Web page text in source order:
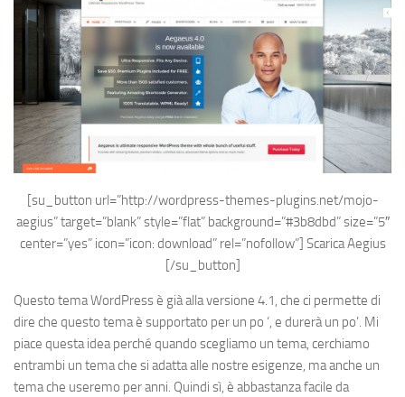
[su_button url=”http://wordpress-themes-plugins.net/mojo-
aegius” target=”blank” style=”flat” background=”#3b8dbd” size=”5″
center=”yes” icon=”icon: download” rel=”nofollow”] Scarica Aegius
[/su_button]
Questo tema WordPress è già alla versione 4.1, che ci permette di
dire che questo tema è supportato per un po ‘, e durerà un po’. Mi
piace questa idea perché quando scegliamo un tema, cerchiamo
entrambi un tema che si adatta alle nostre esigenze, ma anche un
tema che useremo per anni. Quindi sì, è abbastanza facile da